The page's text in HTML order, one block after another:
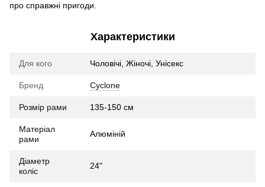
про справжні пригоди.
Характеристики
Для кого Чоловічі, Жіночі, Унісекс
Бренд Cyclone
Розмір рами 135-150 см
Матеріал
рами
Алюміній
Діаметр
коліс
24"